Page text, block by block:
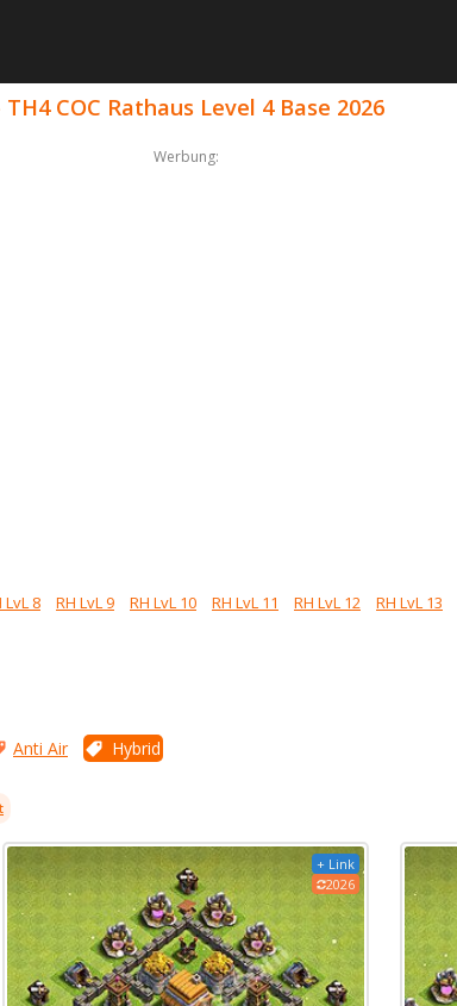
COC Rathaus Level 4 Base 2026
Werbung:
LvL 8 RH LvL 9 RH LvL 10 RH LvL 11 RH LvL 12 RH LvL 13
Anti Air Hybrid
+ Link
2026